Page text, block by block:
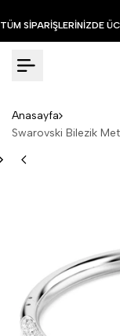
TÜM SİPARİŞLERİNİZDE
Anasayfa
Swarovski Bilezik